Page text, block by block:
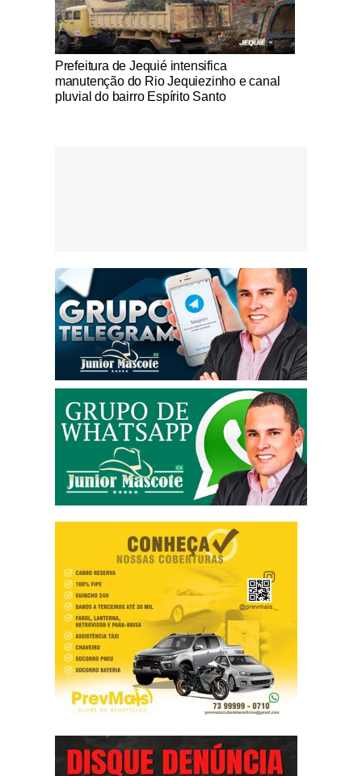
Notícias Católicas
Prefeitura de Jequié intensifica
manutenção do Rio Jequiezinho e canal
pluvial do bairro Espírito Santo